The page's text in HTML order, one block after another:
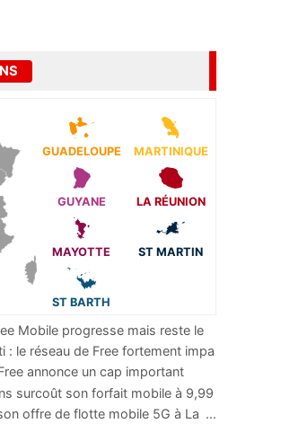
GUADELOUPE MARTINIQUE
GUYANE LA RÉUNION
MAYOTTE ST MARTIN
ST BARTH
Mobile progresse mais reste le
...
: le réseau de Free fortement impa
annonce un cap important
...
surcoût son forfait mobile à 9,99
offre de flotte mobile 5G à La ...